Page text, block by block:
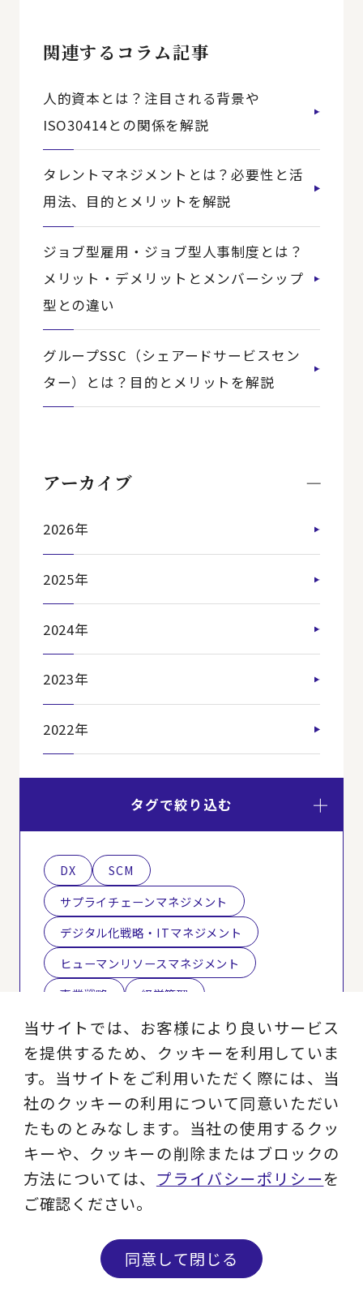
タグで絞り込む
DX
SCM
サプライチェーンマネジメント
デジタル化戦略・ITマネジメント
ヒューマンリソースマネジメント
事業戦略
経営管理
すべてクリア
この条件で絞り込む
関連するコラム記事
人的資本とは？注目される背景や
ISO30414との関係を解説
タレントマネジメントとは？必要性と活
用法、目的とメリットを解説
ジョブ型雇用・ジョブ型人事制度とは？
メリット・デメリットとメンバーシップ
型との違い
グループSSC（シェアードサービスセン
ター）とは？目的とメリットを解説
アーカイブ
2026年
2025年
2024年
2023年
2022年
お仕事のご相談や、ご不明な点など、お気軽
当サイトでは、お客様により良いサービス
を提供するため、クッキーを利用していま
す。当サイトをご利用いただく際には、当
社のクッキーの利用について同意いただい
たものとみなします。当社の使用するクッ
キーや、クッキーの削除またはブロックの
方法については、 プライバシーポリシーを
ご確認ください。
同意して閉じる